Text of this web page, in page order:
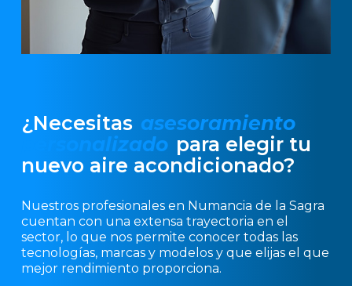
¿Necesitas asesoramiento
personalizado para elegir tu
nuevo aire acondicionado?
Nuestros profesionales en Numancia de la Sagra
cuentan con una extensa trayectoria en el
sector, lo que nos permite conocer todas las
tecnologías, marcas y modelos y que elijas el que
mejor rendimiento proporciona.